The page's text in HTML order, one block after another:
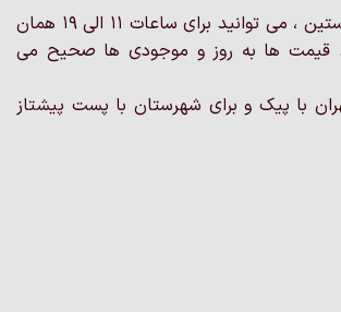
اگر داخل تهران هستین ، می توانید برای ساعات 11 الی 19 همان
قیمت ها به روز و موجودی ها صحیح می
با پیک و برای شهرستان با پست پیشتاز